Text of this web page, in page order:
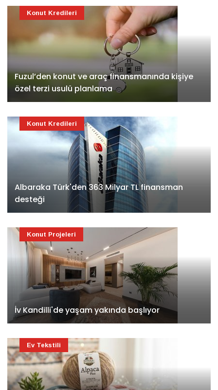
Fuzul’den konut ve araç finansmanında kişiye
özel terzi usulü planlama
Konut Kredileri
Albaraka Türk'den 363 Milyar TL finansman
desteği
Konut Kredileri
İv Kandilli'de yaşam yakında başlıyor
Konut Projeleri
Ev Tekstili